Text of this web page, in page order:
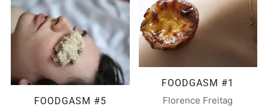
FOODGASM #1
Florence Freitag
FOODGASM #5